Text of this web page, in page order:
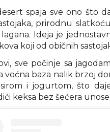
spaja sve ono što
prirodnu
Ideja je
koji od običnih
sve počinje sa
voćna baza nalik brzoj
i jogurtom, što
keksa bez šećera